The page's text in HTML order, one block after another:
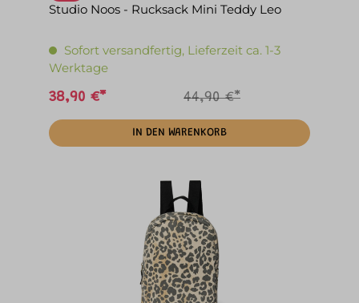
Studio Noos - Rucksack Mini Teddy Leo
Sofort versandfertig, Lieferzeit ca. 1-3
Werktage
38,90 €* 44,90 €*
IN DEN WARENKORB